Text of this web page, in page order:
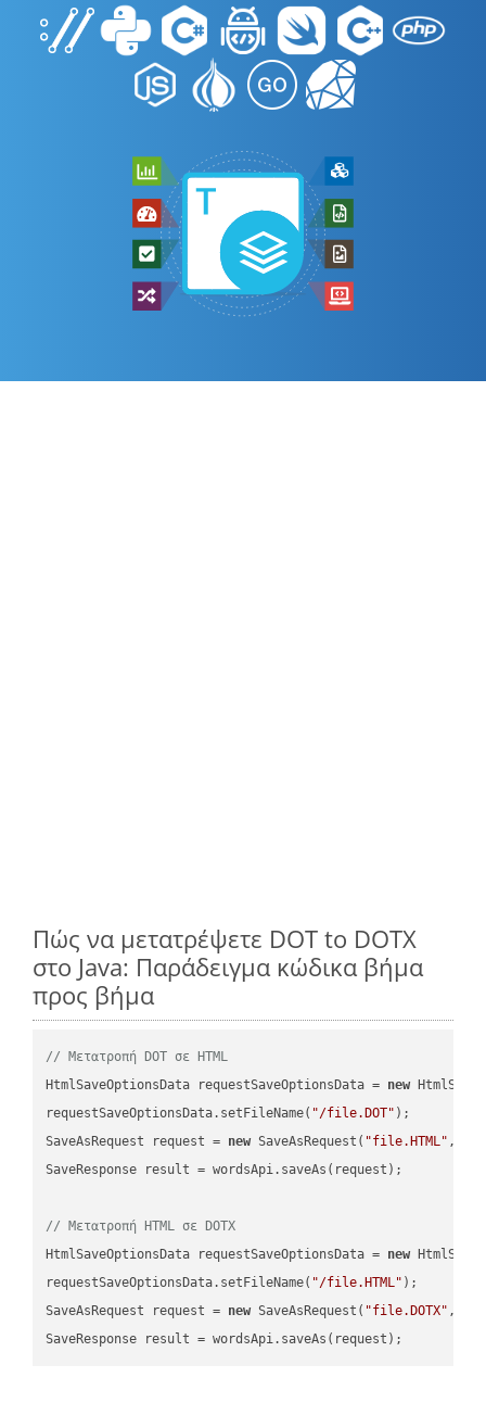
Πώς να μετατρέψετε DOT to DOTX
στο Java: Παράδειγμα κώδικα βήμα
προς βήμα
// Μετατροπή DOT σε HTML
HtmlSaveOptionsData requestSaveOptionsData = new
requestSaveOptionsData.setFileName( "/file.DOT" );
SaveAsRequest request = new SaveAsRequest( "file.HTML"
SaveResponse result = wordsApi.saveAs(request);
// Μετατροπή HTML σε DOTX
HtmlSaveOptionsData requestSaveOptionsData = new
requestSaveOptionsData.setFileName( "/file.HTML" );
SaveAsRequest request = new SaveAsRequest( "file.DOTX"